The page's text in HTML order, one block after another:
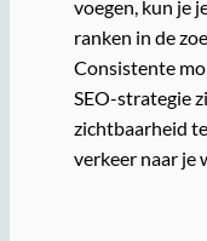
voegen, kun je
ranken in de
Consistente
SEO-strategie
zichtbaarheid
verkeer naar je